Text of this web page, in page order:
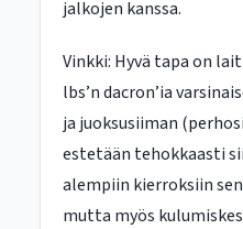
jalkojen kanssa.
Vinkki: Hyvä tapa on
lbs’n dacron’ia
ja juoksusiiman
estetään tehokkaasti
alempiin kierroksiin
mutta myös